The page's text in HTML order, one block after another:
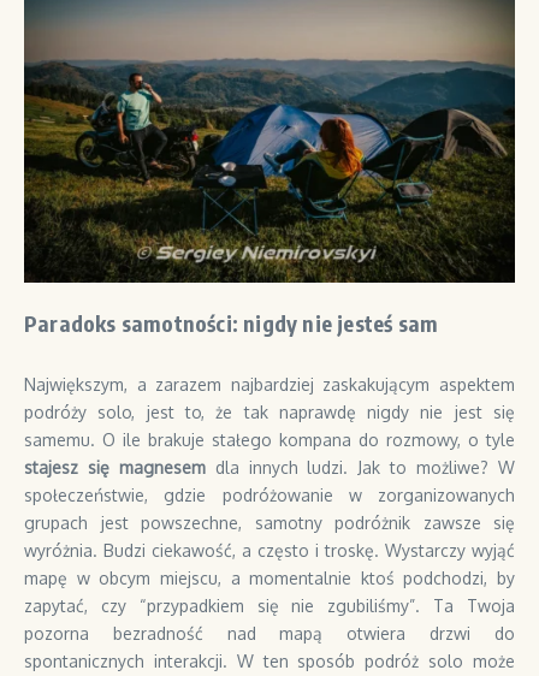
Paradoks samotności: nigdy nie jesteś sam
Największym, a zarazem najbardziej zaskakującym aspektem
podróży solo, jest to, że tak naprawdę nigdy nie jest się
samemu. O ile brakuje stałego kompana do rozmowy, o tyle
stajesz się magnesemdla innych ludzi. Jak to możliwe? W
społeczeństwie, gdzie podróżowanie w zorganizowanych
grupach jest powszechne, samotny podróżnik zawsze się
wyróżnia. Budzi ciekawość, a często i troskę. Wystarczy wyjąć
mapę w obcym miejscu, a momentalnie ktoś podchodzi, by
zapytać, czy “przypadkiem się nie zgubiliśmy”. Ta Twoja
pozorna bezradność nad mapą otwiera drzwi do
spontanicznych interakcji. W ten sposób podróż solo może